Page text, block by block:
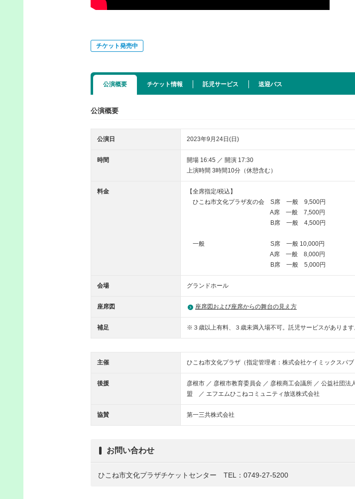
チケット発売中
公演概要 チケット情報 託児サービス 送迎バス
公演概要
公演日 2023年9月24日(日)
時間
開場 16:45 ／ 開演 17:30
上演時間 3時間10分（休憩含む）
料金
【全席指定/税込】
ひこね市文化プラザ友の会 S席 一般 9,500円
A席 一般 7,500円
B席 一般 4,500円
一般 S席 一般 10,000円
A席 一般 8,000円
B席 一般 5,000円
会場 グランドホール
座席図 座席図および座席からの舞台の見え方
補足 ※３歳以上有料、３歳未満入場不可。託児サービスがあります
主催 ひこね市文化プラザ（指定管理者：株式会社ケイミックスパブ
後援
彦根市 ／ 彦根市教育委員会 ／ 彦根商工会議所 ／ 公益社団法
盟 ／ エフエムひこねコミュニティ放送株式会社
協賛 第一三共株式会社
お問い合わせ
ひこね市文化プラザチケットセンター TEL： 0749-27-5200